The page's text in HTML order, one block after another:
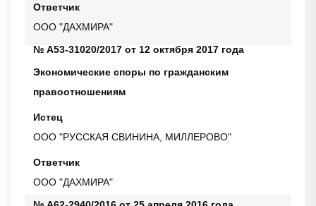
Ответчик
ООО "ДАХМИРА"
№ А53-31020/2017 от 12 октября 2017 года
Экономические споры по гражданским
правоотношениям
Истец
ООО "РУССКАЯ СВИНИНА, МИЛЛЕРОВО"
Ответчик
ООО "ДАХМИРА"